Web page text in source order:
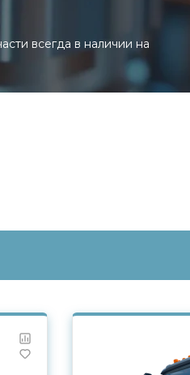
всегда в наличии на